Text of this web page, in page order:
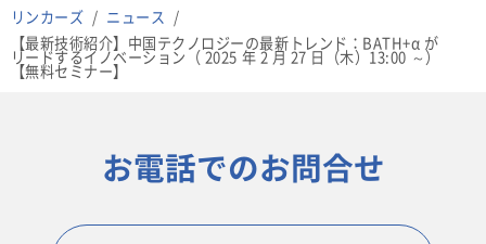
リンカーズ
ニュース
【最新技術紹介】中国テクノロジーの最新トレンド：BATH+α が
リードするイノベーション（ 2025 年 2 月 27 日（木）13:00 ～）
【無料セミナー】
お電話でのお問合せ